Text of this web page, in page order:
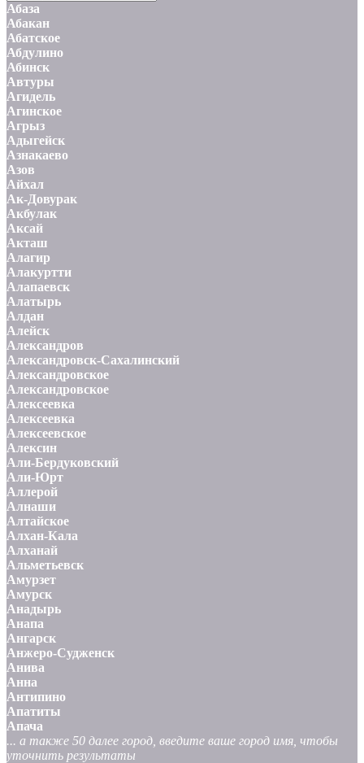
Абаза
Абакан
Абатское
Абдулино
Абинск
Автуры
Агидель
Агинское
Агрыз
Адыгейск
Азнакаево
Азов
Айхал
Ак-Довурак
Акбулак
Аксай
Акташ
Алагир
Алакуртти
Алапаевск
Алатырь
Алдан
Алейск
Александров
Александровск-Сахалинский
Александровское
Александровское
Алексеевка
Алексеевка
Алексеевское
Алексин
Али-Бердуковский
Али-Юрт
Аллерой
Алнаши
Алтайское
Алхан-Кала
Алханай
Альметьевск
Амурзет
Амурск
Анадырь
Анапа
Ангарск
Анжеро-Судженск
Анива
Анна
Антипино
Апатиты
Апача
... а также 50 далее город, введите ваше город имя, чтобы
уточнить результаты